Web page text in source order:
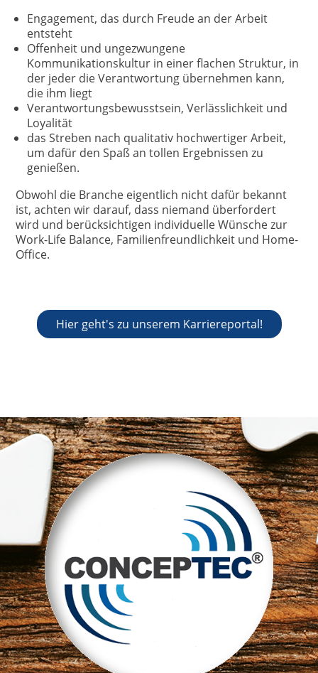
Engagement, das durch Freude an der Arbeit
entsteht
Offenheit und ungezwungene
Kommunikationskultur in einer flachen Struktur, in
der jeder die Verantwortung übernehmen kann,
die ihm liegt
Verantwortungsbewusstsein, Verlässlichkeit und
Loyalität
das Streben nach qualitativ hochwertiger Arbeit,
um dafür den Spaß an tollen Ergebnissen zu
genießen.
Obwohl die Branche eigentlich nicht dafür bekannt
ist, achten wir darauf, dass niemand überfordert
wird und berücksichtigen individuelle Wünsche zur
Work-Life Balance, Familienfreundlichkeit und Home-
Office.
Hier geht's zu unserem Karriereportal!